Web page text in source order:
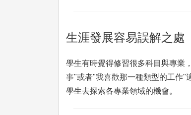
生涯發展容易誤解之處
學生有時覺得修習很多科目與專業
事"或者"我喜歡那一種類型的工作"
學生去探索各專業領域的機會。